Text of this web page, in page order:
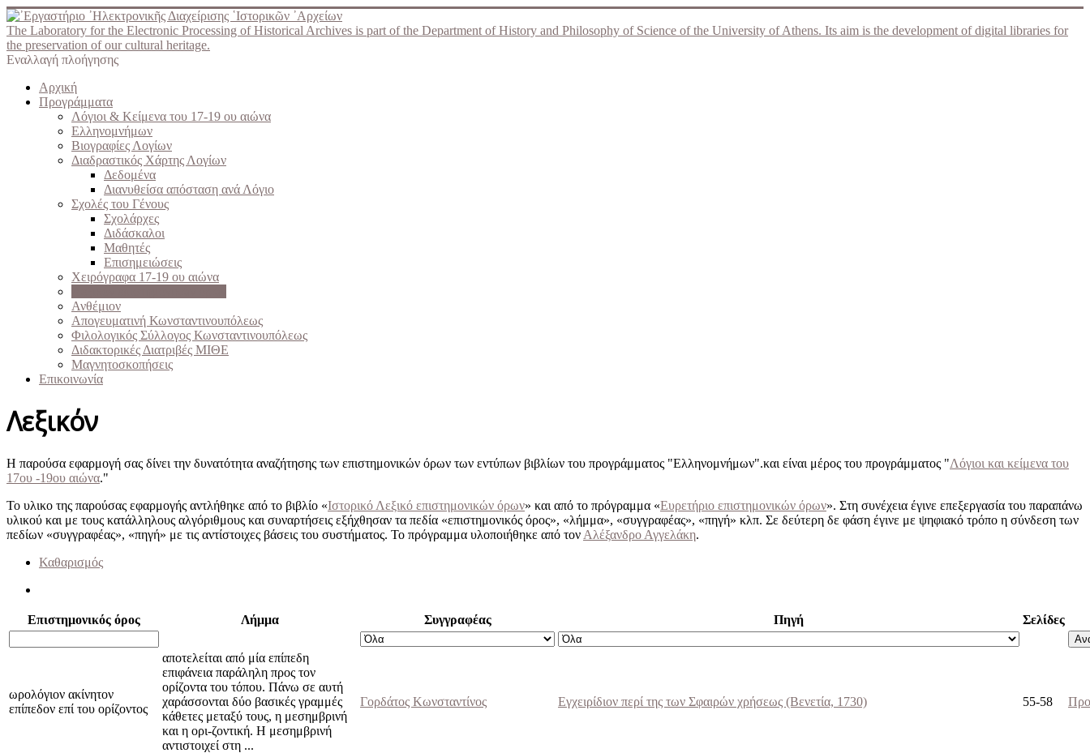
The Laboratory for the Electronic Processing of Historical Archives is part of the Department of History and Philosophy of Science of the University of Athens. Its aim is the development of digital libraries for
the preservation of our cultural heritage.
Εναλλαγή πλοήγησης
Αρχική
Προγράμματα
Λόγιοι & Κείμενα του 17-19 ου αιώνα
Ελληνομνήμων
Βιογραφίες Λογίων
Διαδραστικός Χάρτης Λογίων
Δεδομένα
Διανυθείσα απόσταση ανά Λόγιο
Σχολές του Γένους
Σχολάρχες
Διδάσκαλοι
Μαθητές
Επισημειώσεις
Χειρόγραφα 17-19 ου αιώνα
Ανθέμιον
Απογευματινή Κωνσταντινουπόλεως
Φιλολογικός Σύλλογος Κωνσταντινουπόλεως
Διδακτορικές Διατριβές ΜΙΘΕ
Μαγνητοσκοπήσεις
Επικοινωνία
Λεξικόν
Η παρούσα εφαρμογή σας δίνει την δυνατότητα αναζήτησης των επιστημονικών όρων των εντύπων βιβλίων του προγράμματος "Ελληνομνήμων".και είναι μέρος του προγράμματος "Λόγιοι και κείμενα του
17ου -19ου αιώνα."
Το υλικο της παρούσας εφαρμογής αντλήθηκε από το βιβλίο «Ιστορικό Λεξικό επιστημονικών όρων» και από το πρόγραμμα «Ευρετήριο επιστημονικών όρων». Στη συνέχεια έγινε επεξεργασία του παραπάνω
υλικού και με τους κατάλληλους αλγόριθμους και συναρτήσεις εξήχθησαν τα πεδία «επιστημονικός όρος», «λήμμα», «συγγραφέας», «πηγή» κλπ. Σε δεύτερη δε φάση έγινε με ψηφιακό τρόπο η σύνδεση των
πεδίων «συγγραφέας», «πηγή» με τις αντίστοιχες βάσεις του συστήματος. Το πρόγραμμα υλοποιήθηκε από τον Αλέξανδρο Αγγελάκη.
Καθαρισμός
Επιστημονικός όρος Λήμμα Συγγραφέας Πηγή Σελίδες
ωρολόγιον ακίνητον
επίπεδον επί του ορίζοντος
αποτελείται από μία επίπεδη
επιφάνεια παράληλη προς τον
ορίζοντα του τόπου. Πάνω σε αυτή
χαράσσονται δύο βασικές γραμμές
κάθετες μεταξύ τους, η μεσημβρινή
και η ορι-ζοντική. Η μεσημβρινή
αντιστοιχεί στη ...
Γορδάτος Kωνσταντίνος Εγχειρίδιον περί της των Σφαιρών χρήσεως (Βενετία, 1730) 55-58